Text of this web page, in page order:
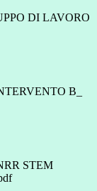
DI LAVORO
B_
STEM